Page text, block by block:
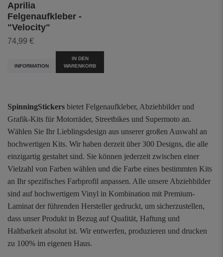
Aprilia
Felgenaufkleber -
"Velocity"
74,99 €
INFORMATION
IN DEN
WARENKORB
SpinningStickers bietet Felgenaufkleber, Abziehbilder und
Grafik-Kits für Motorräder, Streetbikes und Supermoto an.
Wählen Sie Ihr Lieblingsdesign aus unserer großen Auswahl an
hochwertigen Kits. Wir haben derzeit über 300 Designs, die alle
einzigartig gestaltet sind. Sie können jederzeit zwischen einer
Vielzahl von Farben wählen und die Farbe eines bestimmten Kits
an Ihr spezifisches Farbprofil anpassen. Alle unsere Abziehbilder
sind auf hochwertigem Vinyl in Kombination mit Premium-
Laminat der führenden Hersteller gedruckt, um sicherzustellen,
dass unser Produkt in Bezug auf Qualität, Haftung und
Haltbarkeit absolut ist. Wir entwerfen, produzieren und drucken
zu 100% im eigenen Haus.